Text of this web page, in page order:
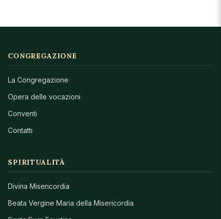
CONGREGAZIONE
La Congregazione
Opera delle vocazioni
Conventi
Contatti
SPIRITUALITÀ
Divina Misericordia
Beata Vergine Maria della Misericordia